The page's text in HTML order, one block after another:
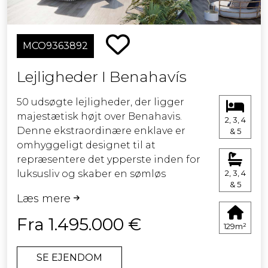
pools og skræddersyede rum, der
kan bruges som
underholdningsrum, fitnessrum og
hjemmekontorer.
Gulv-til-loft vinduer, der forsvinder
af indendørs og udendørs ophold,
som denne del af Spanien tillader,
samt sikrer, at intet ødelægger den
enestående udsigt.
Golf, vandsport på søen, en
gourmetrestaurant, bar og
tennisbaner og butikker er alle
Udviklingen har også opnået
MCO9363892
Lejligheder I Benahavís
50 udsøgte lejligheder, der ligger
majestætisk højt over Benahavis.
Denne ekstraordinære enklave er
omhyggeligt designet til at
repræsentere det ypperste inden for
luksusliv og skaber en sømløs
hav.
Beboerne vil nyde en betagende
panoramaudsigt over havet og
bjergene, alt sammen i et sikkert,
Læs mere
Fra 1.495.000 €
SE EJENDOM
2, 3, 4
& 5
2, 3, 4
& 5
129m²